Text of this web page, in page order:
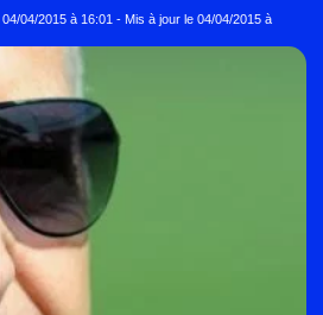
04/04/2015 à 16:01 - Mis à jour le 04/04/2015 à